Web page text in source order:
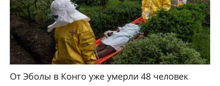
От Эболы в Конго уже умерли 48 человек